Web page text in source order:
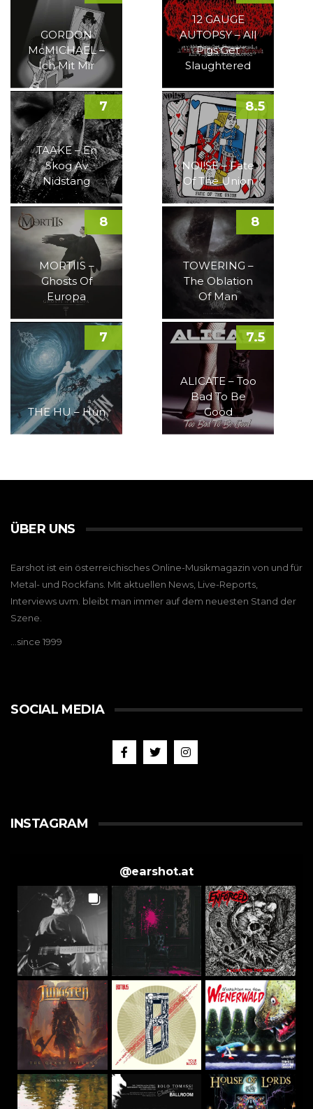
GORDON
McMICHAEL –
Ich Mit Mir
12 GAUGE
AUTOPSY – All
Pigs Get
Slaughtered
TAAKE – En
Skog Av
Nidstang
7
NOI!SE – Fate
Of The Union
8.5
MORTIIS –
Ghosts Of
Europa
8
TOWERING –
The Oblation
Of Man
8
THE HU – Hun
7
ALICATE – Too
Bad To Be
Good
7.5
ÜBER UNS
Earshot ist ein österreichisches Online-Musikmagazin von und für
Metal- und Rockfans. Mit aktuellen News, Live-Reports,
Interviews uvm. bleibt man immer auf dem neuesten Stand der
Szene.
…since 1999
SOCIAL MEDIA
INSTAGRAM
@earshot.at